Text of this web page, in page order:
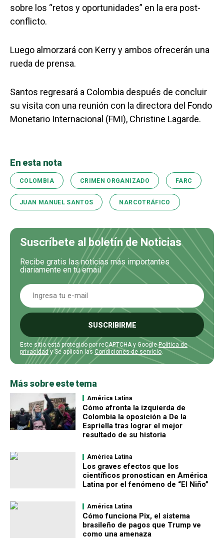
sobre los “retos y oportunidades” en la era post-
conflicto.
Luego almorzará con Kerry y ambos ofrecerán una
rueda de prensa.
Santos regresará a Colombia después de concluir
su visita con una reunión con la directora del Fondo
Monetario Internacional (FMI), Christine Lagarde.
En esta nota
COLOMBIA CRIMEN ORGANIZADO FARC
JUAN MANUEL SANTOS NARCOTRÁFICO
Suscríbete al boletín de Noticias
Recibe gratis las noticias más importantes
diariamente en tu email
SUSCRIBIRME
Este sitio está protegido por reCAPTCHA y GooglePolítica de
privacidady Se aplican las Condiciones de servicio.
Más sobre este tema
América Latina
Cómo afronta la izquierda de
Colombia la oposición a De la
Espriella tras lograr el mejor
resultado de su historia
América Latina
Los graves efectos que los
científicos pronostican en América
Latina por el fenómeno de “El Niño”
América Latina
Cómo funciona Pix, el sistema
brasileño de pagos que Trump ve
como una amenaza